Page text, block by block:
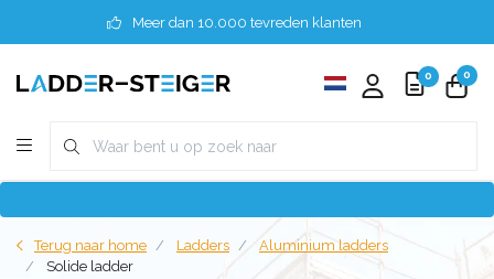
Meer dan 10.000 tevreden klanten
0 0
Terug naar home Ladders
Aluminium ladders
Solide ladder